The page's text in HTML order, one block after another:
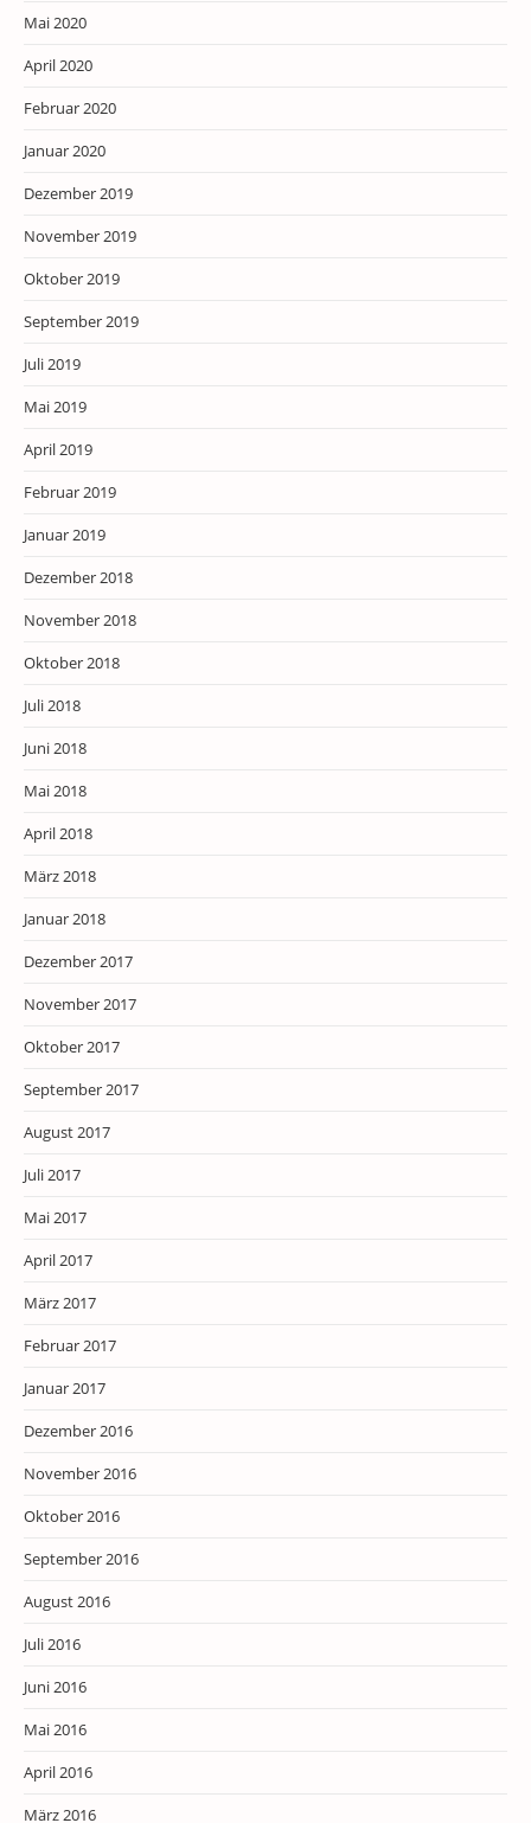
Mai 2020
April 2020
Februar 2020
Januar 2020
Dezember 2019
November 2019
Oktober 2019
September 2019
Juli 2019
Mai 2019
April 2019
Februar 2019
Januar 2019
Dezember 2018
November 2018
Oktober 2018
Juli 2018
Juni 2018
Mai 2018
April 2018
März 2018
Januar 2018
Dezember 2017
November 2017
Oktober 2017
September 2017
August 2017
Juli 2017
Mai 2017
April 2017
März 2017
Februar 2017
Januar 2017
Dezember 2016
November 2016
Oktober 2016
September 2016
August 2016
Juli 2016
Juni 2016
Mai 2016
April 2016
März 2016